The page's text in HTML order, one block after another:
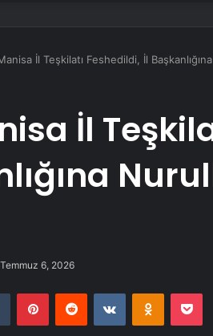
İl Teşkilatı Feshedildi, İl
İl
Temmuz 6, 2026
Tumblr PinterestReddit VKontakte